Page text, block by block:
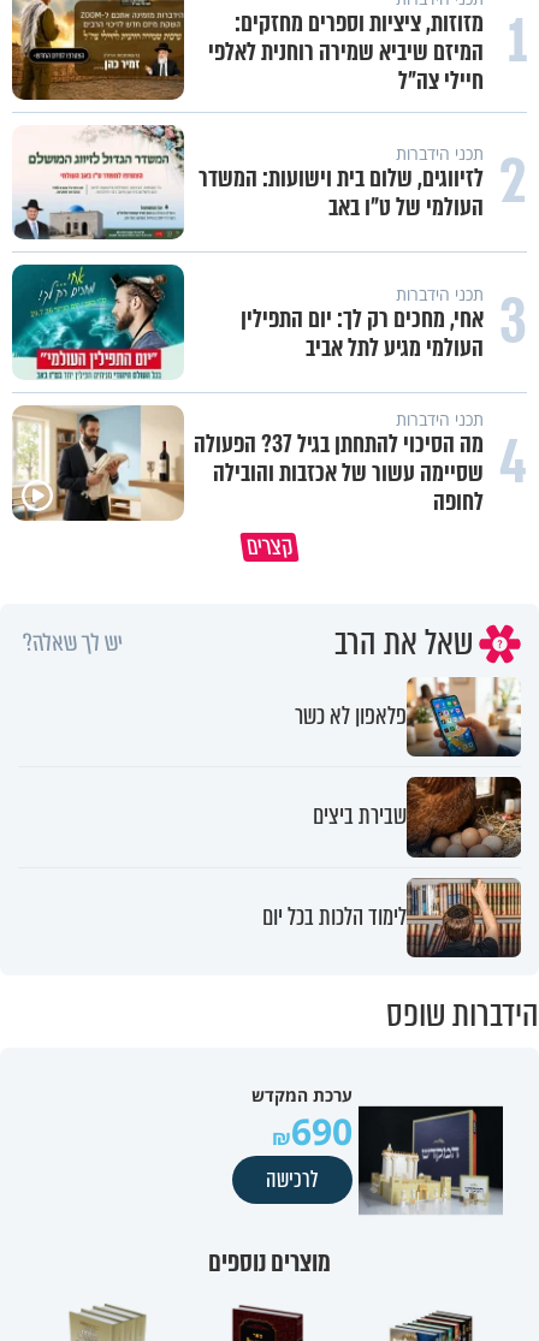
1
מזוזות, ציציות וספרים מחזקים:
המיזם שיביא שמירה רוחנית לאלפי
חיילי צה"ל
2 תכני הידברות
לזיווגים, שלום בית וישועות: המשדר
העולמי של ט"ו באב
3 תכני הידברות
אחי, מחכים רק לך: יום התפילין
העולמי מגיע לתל אביב
4 תכני הידברות
מה הסיכוי להתחתן בגיל 37? הפעולה
שסיימה עשור של אכזבות והובילה
לחופה
קצרים
סגולה בבוקר להסרת חששות ופחדים
במבט לאחור - האם התקופה
שאל את הרב יש לך שאלה?
פלאפון לא כשר
שבירת ביצים
לימוד הלכות בכל יום
הידברות שופס
ערכת המקדש
690
לרכישה
מוצרים נוספים